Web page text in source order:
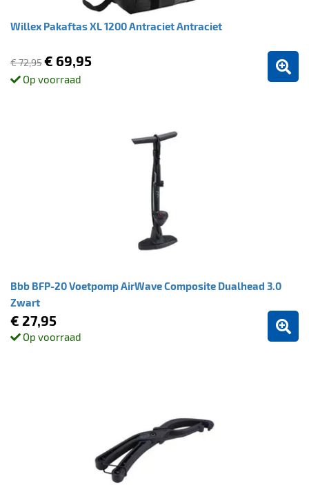
Willex Pakaftas XL 1200 Antraciet Antraciet
€ 72,95€ 69,95
Op voorraad
Bbb BFP-20 Voetpomp AirWave Composite Dualhead 3.0
Zwart
€ 27,95
Op voorraad